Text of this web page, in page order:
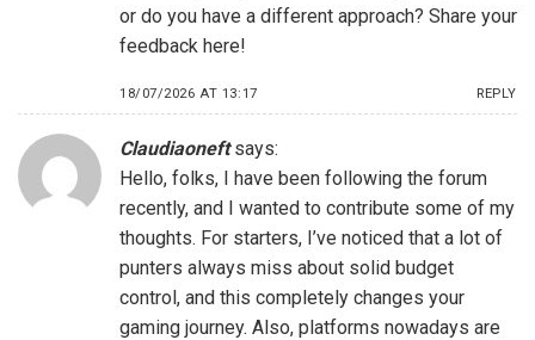
or do you have a different approach? Share your
feedback here!
18/07/2026 AT 13:17 REPLY
Claudiaoneft says:
Hello, folks, I have been following the forum
recently, and I wanted to contribute some of my
thoughts. For starters, I’ve noticed that a lot of
punters always miss about solid budget
control, and this completely changes your
gaming journey. Also, platforms nowadays are